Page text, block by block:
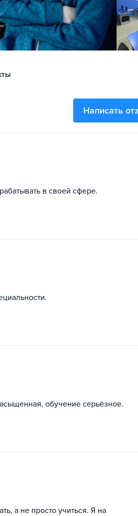
Написать
в своей сфере.
обучение серьёзное.
а не просто учиться. Я на